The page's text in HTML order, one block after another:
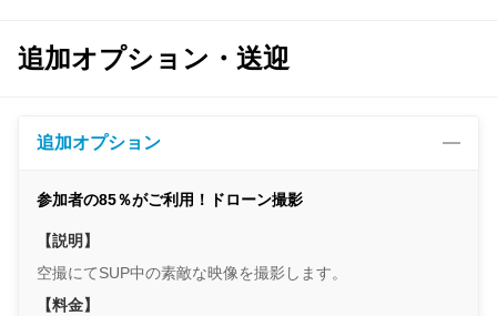
追加オプション・送迎
追加オプション
参加者の85％がご利用！ドローン撮影
【説明】
空撮にてSUP中の素敵な映像を撮影します。
【料金】